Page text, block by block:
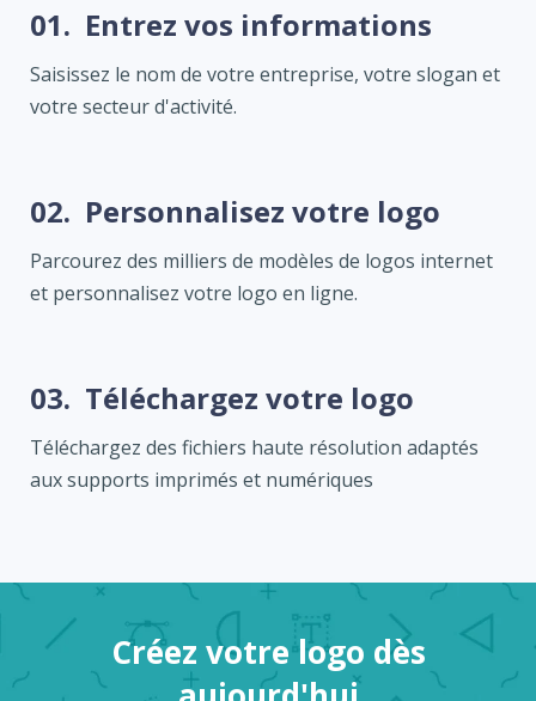
01. Entrez vos informations
Saisissez le nom de votre entreprise, votre slogan et
votre secteur d'activité.
02. Personnalisez votre logo
Parcourez des milliers de modèles de logos internet
et personnalisez votre logo en ligne.
03. Téléchargez votre logo
Téléchargez des fichiers haute résolution adaptés
aux supports imprimés et numériques
Créez votre logo dès